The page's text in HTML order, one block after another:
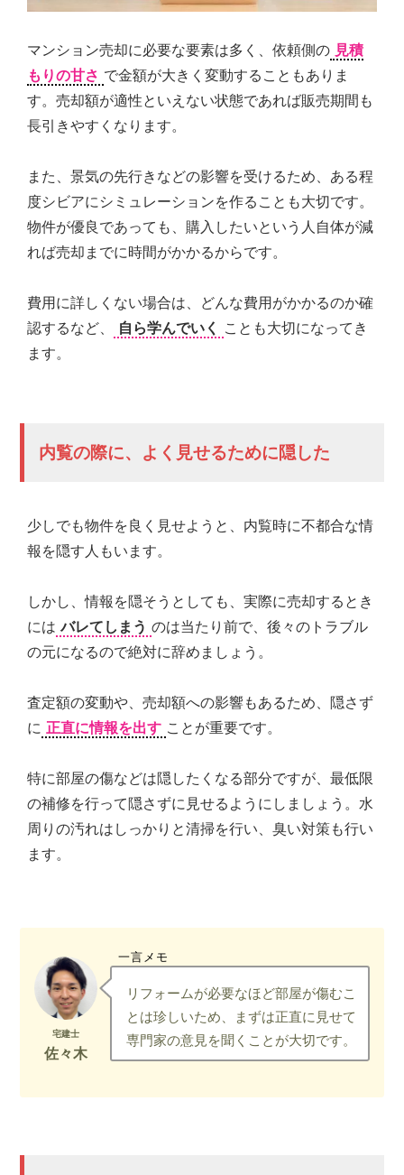
マンション売却に必要な要素は多く、依頼側の 見積
もりの甘さ で金額が大きく変動することもありま
す。売却額が適性といえない状態であれば販売期間も
長引きやすくなります。
また、景気の先行きなどの影響を受けるため、ある程
度シビアにシミュレーションを作ることも大切です。
物件が優良であっても、購入したいという人自体が減
れば売却までに時間がかかるからです。
費用に詳しくない場合は、どんな費用がかかるのか確
認するなど、
自ら学んでいく ことも大切になってき
ます。
内覧の際に、よく見せるために隠した
少しでも物件を良く見せようと、内覧時に不都合な情
報を隠す人もいます。
しかし、情報を隠そうとしても、実際に売却するとき
には バレてしまう のは当たり前で、後々のトラブル
の元になるので絶対に辞めましょう。
査定額の変動や、売却額への影響もあるため、隠さず
に 正直に情報を出す ことが重要です。
特に部屋の傷などは隠したくなる部分ですが、最低限
の補修を行って隠さずに見せるようにしましょう。水
周りの汚れはしっかりと清掃を行い、臭い対策も行い
ます。
一言メモ
リフォームが必要なほど部屋が傷むこ
とは珍しいため、まずは正直に見せて
専門家の意見を聞くことが大切です。